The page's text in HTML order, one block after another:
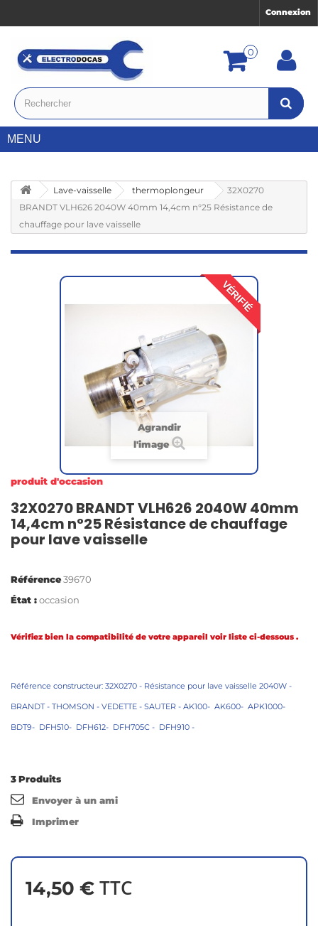
Connexion
0
MENU
Lave-vaisselle thermoplongeur
32X0270
BRANDT VLH626 2040W 40mm 14,4cm n°25 Résistance de
chauffage pour lave vaisselle
VÉRIFIÉ
Agrandir
l'image
produit d'occasion
32X0270 BRANDT VLH626 2040W 40mm
14,4cm n°25 Résistance de chauffage
pour lave vaisselle
Référence39670
État :occasion
Vérifiez bien la compatibilité de votre appareil voir liste ci-dessous .
Référence constructeur: 32X0270 - Résistance pour lave vaisselle 2040W -
BRANDT - THOMSON - VEDETTE - SAUTER - AK100- AK600- APK1000-
BDT9- DFH510- DFH612- DFH705C - DFH910 -
3Produits
Envoyer à un ami
Imprimer
14,50 € TTC